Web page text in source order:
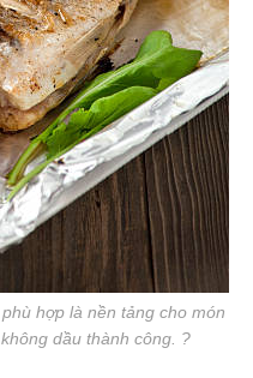
hợp là nền tảng cho món
dầu thành công. ?